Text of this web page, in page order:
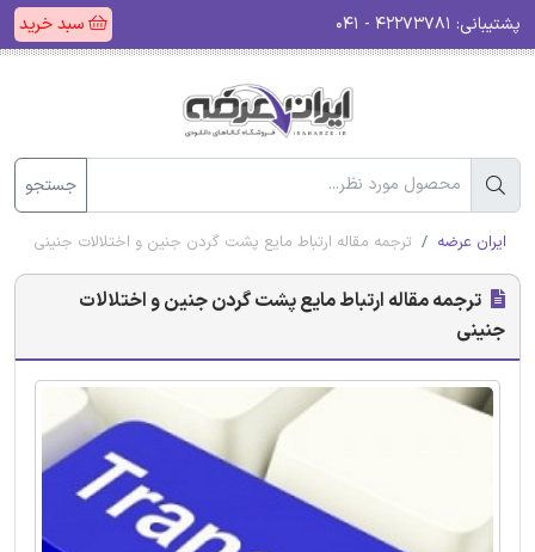
پشتیبانی: سبد خرید
جستجو
ایران عرضه ترجمه مقاله ارتباط مایع پشت گردن جنین و اختلالات جنینی
ترجمه مقاله ارتباط مایع پشت گردن جنین و اختلالات
جنینی